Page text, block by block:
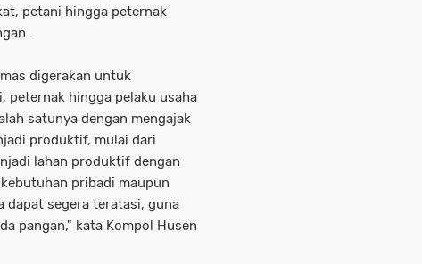
petani hingga peternak
digerakan untuk
peternak hingga pelaku usaha
satunya dengan mengajak
produktif, mulai dari
lahan produktif dengan
pribadi maupun
dapat segera teratasi, guna
pangan," kata Kompol Husen